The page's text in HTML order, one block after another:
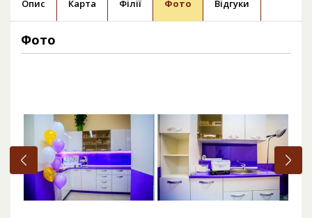
Опис Карта Філії Фото Відгуки
Фото